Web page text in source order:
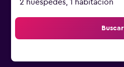
2 huéspedes, 1 habitación
Buscar